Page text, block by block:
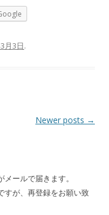
月3日.
Newer posts →
ールで届きます。
すが、再登録をお願い致